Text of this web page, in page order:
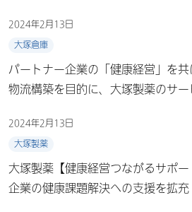
2024年2月13日
大塚倉庫
パートナー企業の「健康経営」を
物流構築を目的に、大塚製薬のサ
2024年2月13日
大塚製薬
大塚製薬【健康経営つながるサポ
企業の健康課題解決への支援を拡充